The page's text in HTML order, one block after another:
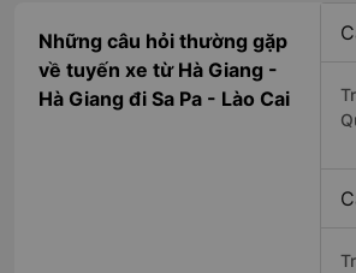
Những câu hỏi thường gặp
về tuyến xe từ Hà Giang -
Hà Giang đi Sa Pa - Lào Cai